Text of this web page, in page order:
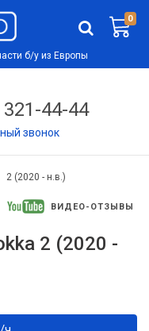
0
б/у из Европы
44-44
звонок
2 (2020 - н.в.)
ВИДЕО-ОТЗЫВЫ
2 (2020 -